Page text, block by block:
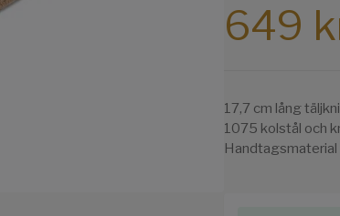
649
17,7 cm lång
1075 kolstål och